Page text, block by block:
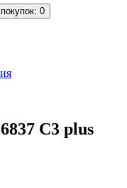
: 0
C3 plus